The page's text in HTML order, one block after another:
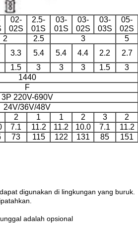
02-
02S
2.5-
01S
03-
01S
03-
02S
03-
03S
05-
02S
2 2.5 3
5
3.3 5.4 5.4 4.4 2.2
2.7
1.5 3 3 3 1.5
3
1440
F
3P 220V-690V
24V/36V/48V
2 1 1 2 3
2
7.1 11.2 11.2 10.0 7.1
11.2
73 115 122 131 85 151
digunakan di lingkungan yang buruk.
adalah opsional